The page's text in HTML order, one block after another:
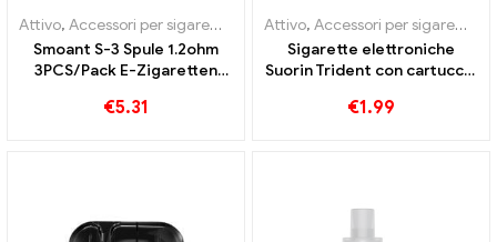
Attivo, Accessori per sigarette elettroniche ,Evaporatore
Smoant S-3 Spule 1.2ohm
3PCS/Pack E-Zigaretten
Custom
€5.31
Attivo, Accessori per sigarette elettroniche
Sigarette elettroniche
Suorin Trident con cartuccia
Personalizzato
€1.99